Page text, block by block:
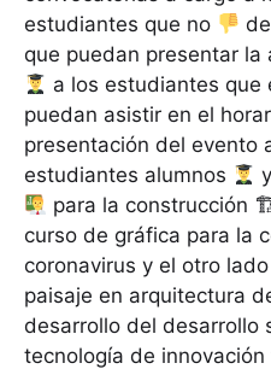
estudiantes que no
que puedan presentar la
a los estudiantes que
puedan asistir en el
presentación del evento
estudiantes alumnos
para la construcción
curso de gráfica para la
coronavirus y el otro
paisaje en arquitectura
desarrollo del desarrollo
tecnología de